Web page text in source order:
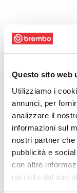
Questo sito web
Utilizziamo i
annunci, per
analizzare il
informazioni sul
nostri partner
pubblicità e
con altre
raccolto dal suo